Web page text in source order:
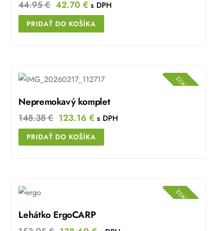
44.95€ Original
price
was:
42.70 €Current
price
is:
s DPH
PRIDAŤ DO KOŠÍKA
ZĽAVA!
Nepremokavý komplet
148.38€ Original
price
was:
123.16 €Current
price
is:
s DPH
PRIDAŤ DO KOŠÍKA
ZĽAVA!
Lehátko ErgoCARP